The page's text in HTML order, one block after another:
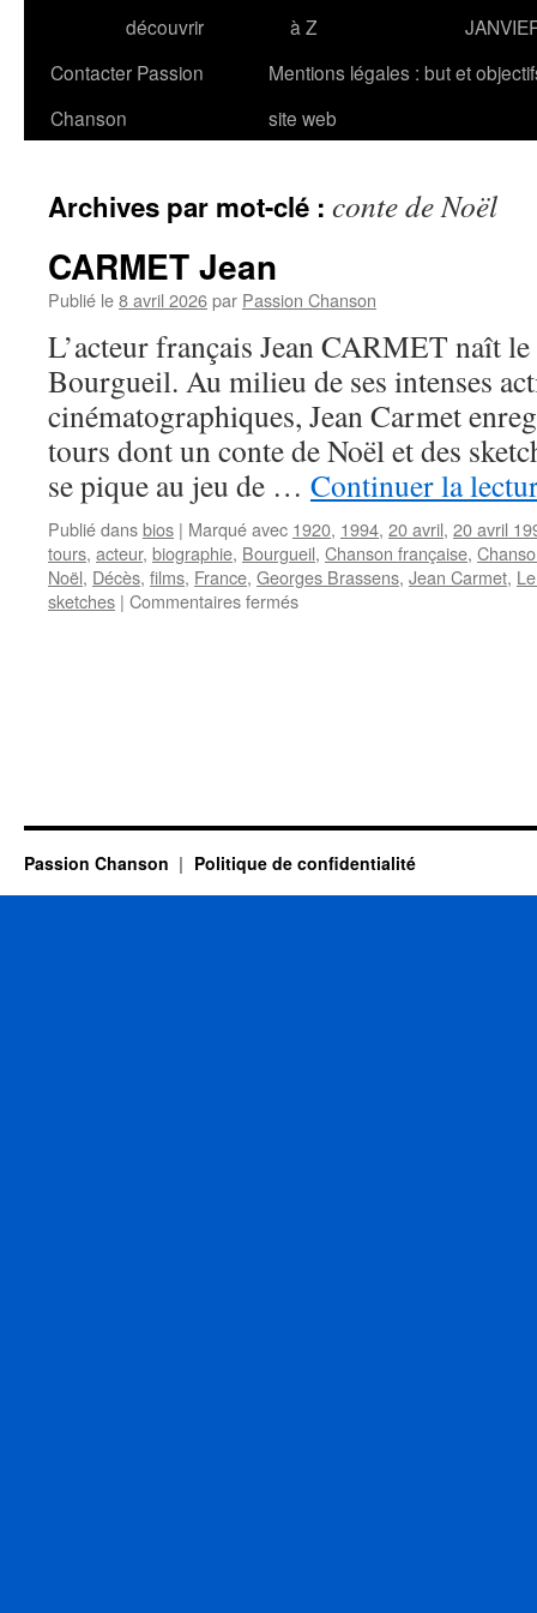
découvrir
à Z
Contacter Passion
Chanson
Mentions légales : but et
site web
Archives par mot-clé : conte de Noël
CARMET Jean
Publié le8 avril 2026par Passion Chanson
L’acteur français Jean CARMET naît
Bourgueil. Au milieu de ses intenses
cinématographiques, Jean Carmet
tours dont un conte de Noël et des
se pique au jeu de … Continuer la
Publié dansbios | Marqué avec 1920, 1994, 20 avril, 20 avril
tours, acteur, biographie, Bourgueil, Chanson française,
Noël, Décès, films, France, Georges Brassens, Jean Carmet,
sketches | Commentaires ferméssur
Passion Chanson Politique de confidentialité